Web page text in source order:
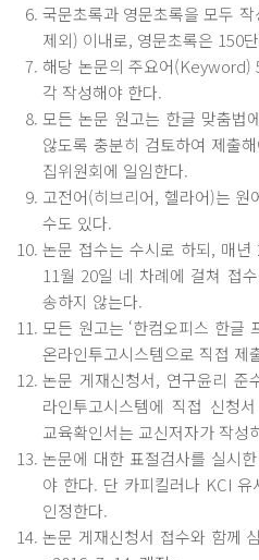
국문초록과 영문초록을 모두
제외) 이내로, 영문초록은 150
해당 논문의 주요어(Keyword)
각 작성해야 한다.
모든 논문 원고는 한글 맞춤법
않도록 충분히 검토하여 제출
집위원회에 일임한다.
고전어(히브리어, 헬라어)는
수도 있다.
논문 접수는 수시로 하되, 매
11월 20일 네 차례에 걸쳐 접
송하지 않는다.
모든 원고는 ‘한컴오피스 한글
온라인투고시스템으로 직접 제
논문 게재신청서, 연구윤리 준
라인투고시스템에 직접 신청
교육확인서는 교신저자가 작성
논문에 대한 표절검사를 실시
야 한다. 단 카피킬러나 KCI
인정한다.
논문 게재신청서 접수와 함께